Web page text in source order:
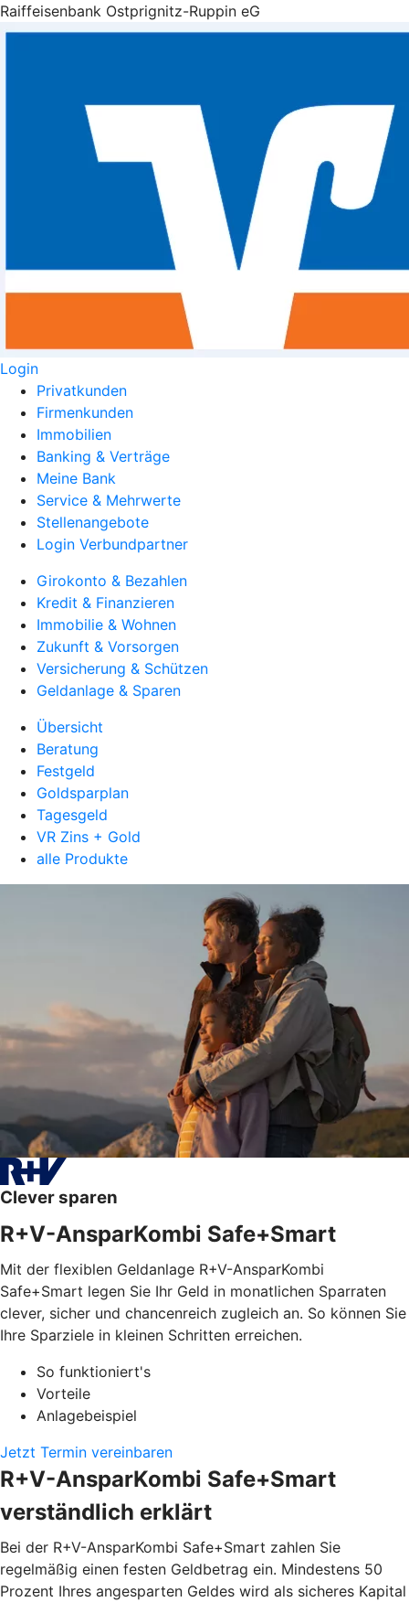
Raiffeisenbank Ostprignitz-Ruppin eG
Login
Privatkunden
Firmenkunden
Immobilien
Banking & Verträge
Meine Bank
Service & Mehrwerte
Stellenangebote
Login Verbundpartner
Girokonto & Bezahlen
Kredit & Finanzieren
Immobilie & Wohnen
Zukunft & Vorsorgen
Versicherung & Schützen
Geldanlage & Sparen
Übersicht
Beratung
Festgeld
Goldsparplan
Tagesgeld
VR Zins + Gold
alle Produkte
Clever sparen
R+V-AnsparKombi Safe+Smart
Mit der flexiblen Geldanlage R+V-AnsparKombi
Safe+Smart legen Sie Ihr Geld in monatlichen Sparraten
clever, sicher und chancenreich zugleich an. So können Sie
Ihre Sparziele in kleinen Schritten erreichen.
So funktioniert's
Vorteile
Anlagebeispiel
Jetzt Termin vereinbaren
R+V-AnsparKombi Safe+Smart
verständlich erklärt
Bei der R+V-AnsparKombi Safe+Smart zahlen Sie
regelmäßig einen festen Geldbetrag ein. Mindestens 50
Prozent Ihres angesparten Geldes wird als sicheres Kapital